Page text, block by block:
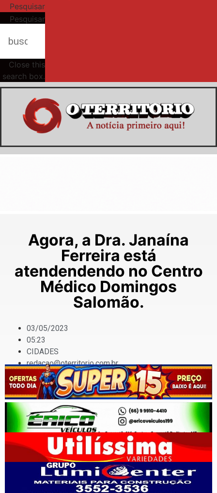
Pesquisar
Pesquisar
Close this
search box.
Agora, a Dra. Janaína
Ferreira está
atendendendo no Centro
Médico Domingos
Salomão.
03/05/2023
05:23
CIDADES
redacao@oterritorio.com.br